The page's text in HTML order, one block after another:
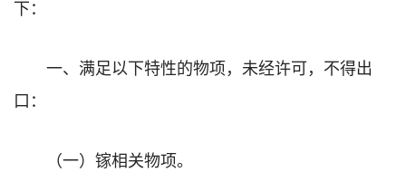
下：
一、满足以下特性的物项，未经许可，不得出
口：
（一）镓相关物项。